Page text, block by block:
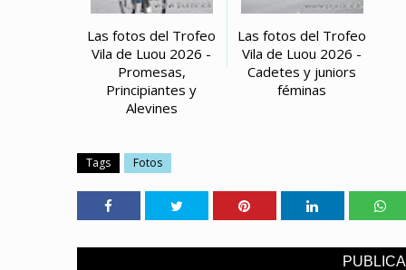
Las fotos del Trofeo
Vila de Luou 2026 -
Promesas,
Principiantes y
Alevines
Las fotos del Trofeo
Vila de Luou 2026 -
Cadetes y juniors
féminas
Tags Fotos